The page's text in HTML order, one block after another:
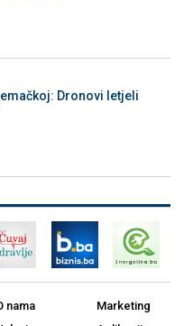
Dronovi letjeli
nama
Marketing